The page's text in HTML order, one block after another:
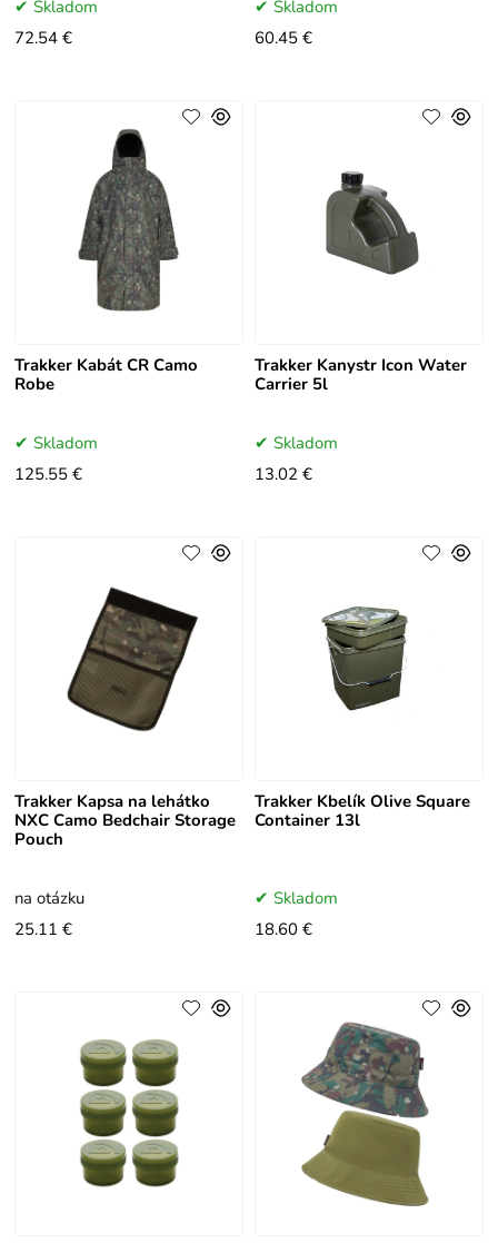
Skladom
72.54 €
Skladom
60.45 €
Trakker Kabát CR Camo
Robe
Skladom
125.55 €
Trakker Kanystr Icon Water
Carrier 5l
Skladom
13.02 €
Trakker Kapsa na lehátko
NXC Camo Bedchair Storage
Pouch
na otázku
25.11 €
Trakker Kbelík Olive Square
Container 13l
Skladom
18.60 €